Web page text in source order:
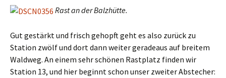
Rast an der Balzhütte.
Gut gestärkt und frisch gehopft geht es also zurück zu
Station zwölf und dort dann weiter geradeaus auf breitem
Waldweg. An einem sehr schönen Rastplatz finden wir
Station 13, und hier beginnt schon unser zweiter Abstecher: